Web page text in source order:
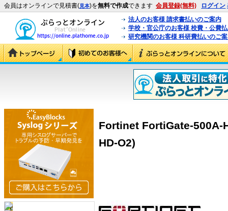
会員はオンラインで見積書(見本)を無料で作成できます 会員登録(無料) ログイン
法人のお客様 請求書払いのご案内
学校・官公庁のお客様 校費・公費
研究機関のお客様 科研費払いのご
Fortinet FortiGate-500A-
HD-O2)